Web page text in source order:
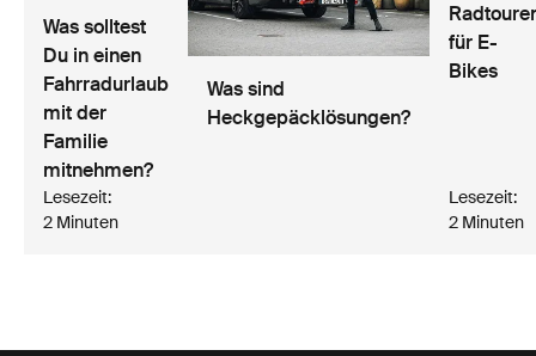
Was solltest
Du in einen
Fahrradurlaub
mit der
Familie
mitnehmen?
Lesezeit:
2 Minuten
Was sind
Heckgepäcklösungen?
für E-
Bikes
Lesezeit:
2 Minuten